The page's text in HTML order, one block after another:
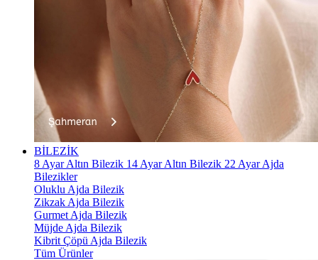
BİLEZİK
8 Ayar Altın Bilezik 14 Ayar Altın Bilezik 22 Ayar Ajda
Bilezikler
Oluklu Ajda Bilezik
Zikzak Ajda Bilezik
Gurmet Ajda Bilezik
Müjde Ajda Bilezik
Kibrit Çöpü Ajda Bilezik
Tüm Ürünler